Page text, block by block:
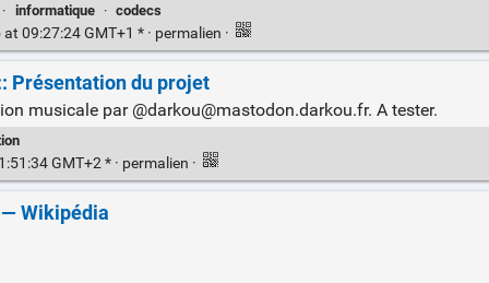
· informatique · codecs
09:27:24 GMT+1 * · permalien ·
Présentation du projet
musicale par @darkou@mastodon.darkou.fr. A tester.
GMT+2 * · permalien ·
Wikipédia